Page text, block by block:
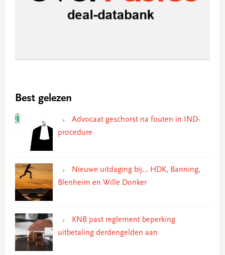
Best gelezen
Advocaat geschorst na fouten in IND-
procedure
Nieuwe uitdaging bij… HDK, Banning,
Blenheim en Wille Donker
KNB past reglement beperking
uitbetaling derdengelden aan